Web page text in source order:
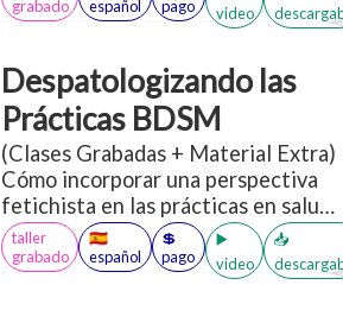
Acceso a más de 30 PDFs en inglés
grabado
español
pago
video
Despatologizando las
Prácticas BDSM
(Clases Grabadas + Material Extra)
Cómo incorporar una perspectiva
fetichista en las prácticas en salud.
Es un espacio donde vamos a
socializar muchas herramientas que
te permitan incorporar o
taller
grabado
🇪🇸
español
💲
pago
▶️
video
📥